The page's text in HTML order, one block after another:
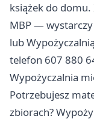
książek do
MBP —
lub
telefon 607 880
Wypożyczalnia
Potrzebujesz
zbiorach?